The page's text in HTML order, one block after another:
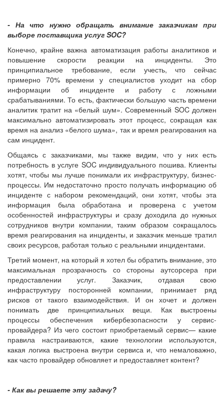
- На что нужно обращать внимание заказчикам при
выборе поставщика услуг SOC?
Конечно, крайне важна автоматизация работы аналитиков и
повышение скорости реакции на инциденты. Это
принципиальное требование, если учесть, что сейчас
примерно 70% времени у специалистов уходит на сбор
информации об инциденте и работу с ложными
срабатываниями. То есть, фактически большую часть времени
аналитик тратит на «белый шум». Современный SOC должен
максимально автоматизировать этот процесс, сокращая как
время на анализ «белого шума», так и время реагирования на
сам инцидент.
Общаясь с заказчиками, мы также видим, что у них есть
потребность в услуге SOC индивидуального пошива. Клиенты
хотят, чтобы мы лучше понимали их инфраструктуру, бизнес-
процессы. Им недостаточно просто получать информацию об
инциденте с набором рекомендаций, они хотят, чтобы эта
информация была обработана и проверена с учетом
особенностей инфраструктуры и сразу доходила до нужных
сотрудников внутри компании, таким образом сокращалось
время реагирования на инциденты, и заказчик меньше тратил
своих ресурсов, работая только с реальными инцидентами.
Третий момент, на который я хотел бы обратить внимание, это
максимальная прозрачность со стороны аутсорсера при
предоставлении услуг. Заказчик, отдавая свою
инфраструктуру посторонней компании, принимает ряд
рисков от такого взаимодействия. И он хочет и должен
понимать две принципиальных вещи. Как выстроены
процессы обеспечения кибербезопасности у сервис-
провайдера? Из чего состоит приобретаемый сервис— какие
правила настраиваются, какие технологии используются,
какая логика выстроена внутри сервиса и, что немаловажно,
как часто провайдер обновляет и предоставляет контент?
- Как вы решаете эту задачу?